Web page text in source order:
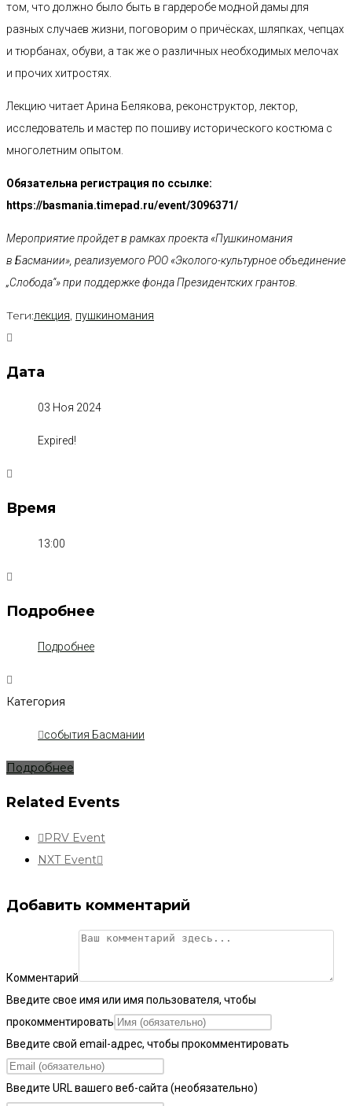
том, что должно было быть в гардеробе модной дамы для
разных случаев жизни, поговорим о причёсках, шляпках, чепцах
и тюрбанах, обуви, а так же о различных необходимых мелочах
и прочих хитростях.
Лекцию читает Арина Белякова, реконструктор, лектор,
исследователь и мастер по пошиву исторического костюма с
многолетним опытом.
Обязательна регистрация по ссылке:
https://basmania.timepad.ru/event/3096371/
Мероприятие пройдет в рамках проекта «Пушкиномания
в Басмании», реализуемого РОО «Эколого-культурное объединение
„Слобода“» при поддержке фонда Президентских грантов.
Теги:лекция, пушкиномания
Дата
03 Ноя 2024
Expired!
Время
13:00
Подробнее
Подробнее
Категория
события Басмании
Подробнее
Related Events
PRV Event
NXT Event
Добавить комментарий
Комментарий
Введите свое имя или имя пользователя, чтобы
прокомментировать
Введите свой email-адрес, чтобы прокомментировать
Введите URL вашего веб-сайта (необязательно)